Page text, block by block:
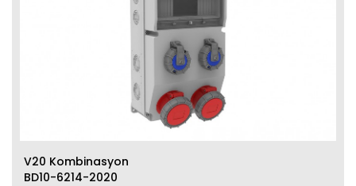
V20 Kombinasyon
BD10-6214-2020